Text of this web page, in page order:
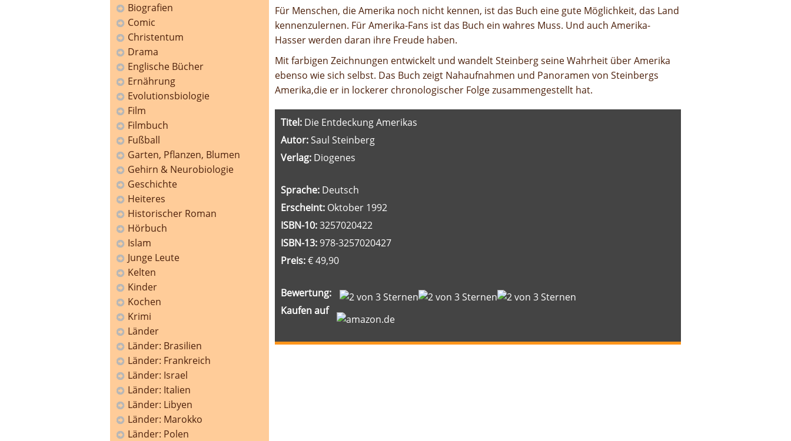
Biografien
Comic
Christentum
Drama
Englische Bücher
Ernährung
Evolutionsbiologie
Film
Filmbuch
Fußball
Garten, Pflanzen, Blumen
Gehirn & Neurobiologie
Geschichte
Heiteres
Historischer Roman
Hörbuch
Islam
Junge Leute
Kelten
Kinder
Kochen
Krimi
Länder
Länder: Brasilien
Länder: Frankreich
Länder: Israel
Länder: Italien
Länder: Libyen
Länder: Marokko
Länder: Polen
Für Menschen, die Amerika noch nicht kennen, ist das Buch eine gute Möglichkeit, das Land
kennenzulernen. Für Amerika-Fans ist das Buch ein wahres Muss. Und auch Amerika-
Hasser werden daran ihre Freude haben.
Mit farbigen Zeichnungen entwickelt und wandelt Steinberg seine Wahrheit über Amerika
ebenso wie sich selbst. Das Buch zeigt Nahaufnahmen und Panoramen von Steinbergs
Amerika,die er in lockerer chronologischer Folge zusammengestellt hat.
Titel: Die Entdeckung Amerikas
Autor:Saul Steinberg
Verlag: Diogenes
Sprache: Deutsch
Erscheint: Oktober 1992
ISBN-10:3257020422
ISBN-13: 978-3257020427
Preis:€ 49,90
Bewertung:
Kaufen auf